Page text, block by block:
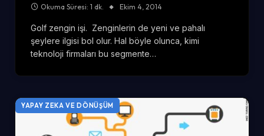
Okuma Süresi: 1 dk. Ekim 4, 2014
Golf zengin işi. Zenginlerin de yeni ve pahalı
şeylere ilgisi bol olur. Hal böyle olunca, kimi
teknoloji firmaları bu segmente…
YAPAY ZEKA VE DÖNÜŞÜM